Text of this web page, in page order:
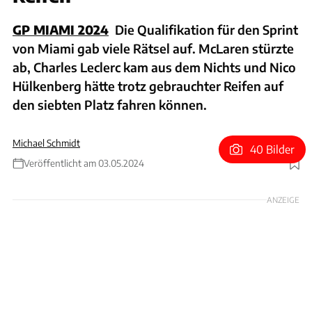
GP MIAMI 2024 Die Qualifikation für den Sprint
von Miami gab viele Rätsel auf. McLaren stürzte
ab, Charles Leclerc kam aus dem Nichts und Nico
Hülkenberg hätte trotz gebrauchter Reifen auf
den siebten Platz fahren können.
Michael Schmidt
Veröffentlicht am 03.05.2024
Foto: Motorsport Images
40 Bilder
ANZEIGE